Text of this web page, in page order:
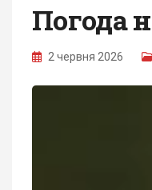
Погода
2 червня 2026